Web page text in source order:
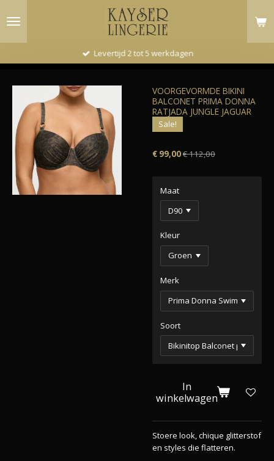
direct
Levertijd 2 tot 5 werkdagen
VOORGEVORMDE BIKINI
BALCONET PRIMA DONNA
RATJADA JUNGLE JAGUAR
Sale!
€ 99,00€ 112,00
Maat
Kleur
Merk
Soort
In
winkelwagen
Stoere look, chique glitterstof
en styles die flatteren.